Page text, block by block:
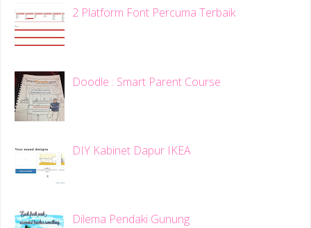
2 Platform Font Percuma Terbaik
Doodle : Smart Parent Course
DIY Kabinet Dapur IKEA
Dilema Pendaki Gunung